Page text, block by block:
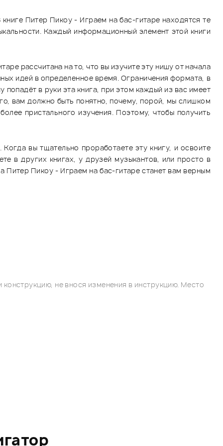
Питер Пикоу - Играем на бас-гитаре находятся те
Каждый информационный элемент этой книги
рассчитана на то, что вы изучите эту нишу от начала
идей в определенное время. Ограничения формата, в
в руки эта книга, при этом каждый из вас имеет
вам должно быть понятно, почему, порой, мы слишком
пристального изучения. Поэтому, чтобы получить
вы тщательно проработаете эту книгу, и освоите
в других книгах, у друзей музыкантов, или просто в
Питер Пикоу - Играем на бас-гитаре станет вам верным
не внося изменения в инструкцию. Место